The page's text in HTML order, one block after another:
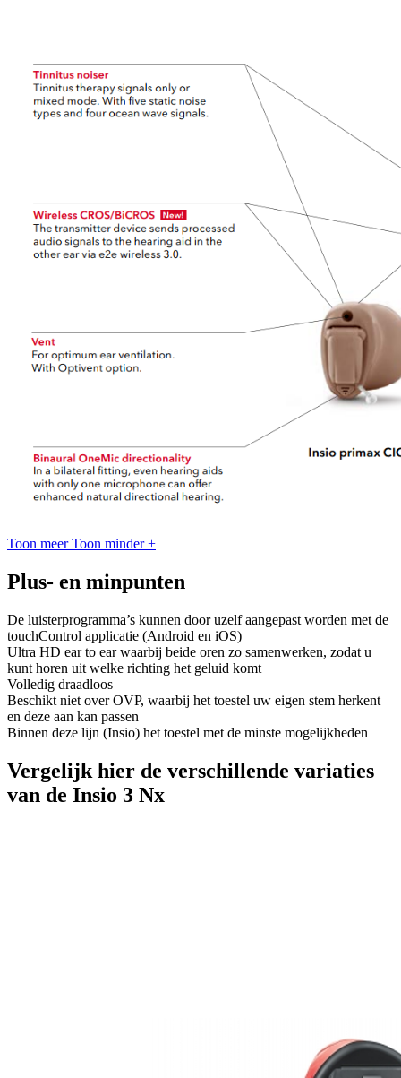
Toon meer Toon minder +
Plus- en minpunten
De luisterprogramma’s kunnen door uzelf aangepast worden met de
touchControl applicatie (Android en iOS)
Ultra HD ear to ear waarbij beide oren zo samenwerken, zodat u
kunt horen uit welke richting het geluid komt
Volledig draadloos
Beschikt niet over OVP, waarbij het toestel uw eigen stem herkent
en deze aan kan passen
Binnen deze lijn (Insio) het toestel met de minste mogelijkheden
Vergelijk hier de verschillende variaties
van de Insio 3 Nx